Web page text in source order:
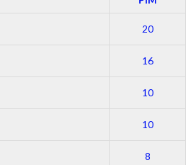
20
16
10
10
8